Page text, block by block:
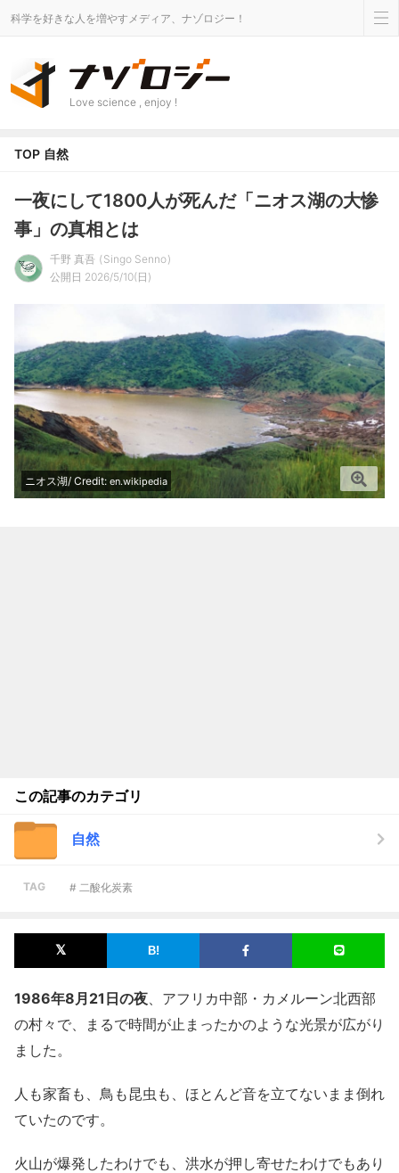
科学を好きな人を増やすメディア、ナゾロジー！
Love science , enjoy !
TOP 自然
一夜にして1800人が死んだ「ニオス湖の大惨
事」の真相とは
千野 真吾
Singo Senno
公開日 2026/5/10(日)
ニオス湖/ Credit: en.wikipedia
この記事のカテゴリ
自然
TAG # 二酸化炭素
1986年8月21日の夜 、アフリカ中部・カメルーン北西部
の村々で、まるで時間が止まったかのような光景が広がり
ました。
人も家畜も、鳥も昆虫も、ほとんど音を立てないまま倒れ
ていたのです。
火山が爆発したわけでも、洪水が押し寄せたわけでもあり